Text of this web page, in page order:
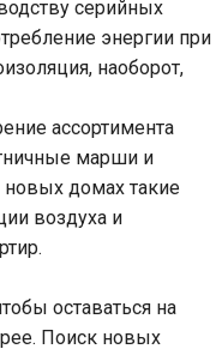
серийных
энергии при
наоборот,
ассортимента
марши и
домах такие
воздуха и
оставаться на
Поиск новых